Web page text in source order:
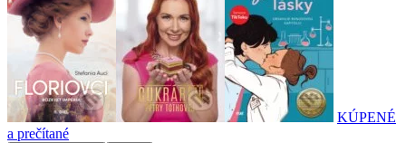
KÚPENÉ
a prečítané